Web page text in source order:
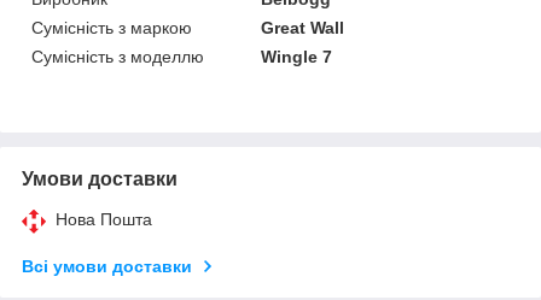
Сумісність з маркою
Great Wall
Сумісність з моделлю
Wingle 7
Умови доставки
Нова Пошта
Всі умови доставки